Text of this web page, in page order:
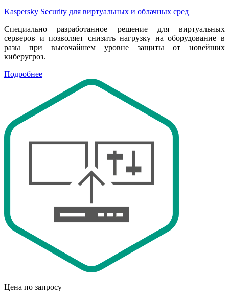
Kaspersky Security для виртуальных и облачных сред
Специально разработанное решение для виртуальных
серверов и позволяет снизить нагрузку на оборудование в
разы при высочайшем уровне защиты от новейших
киберугроз.
Подробнее
Цена по запросу